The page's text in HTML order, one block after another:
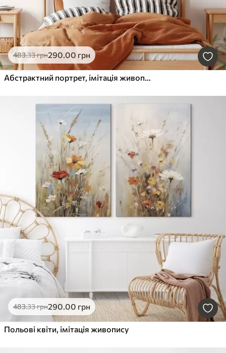
483.33грн290.00 грн
Абстрактний портрет, імітація живопису
483.33грн290.00 грн
Польові квіти, імітація живопису